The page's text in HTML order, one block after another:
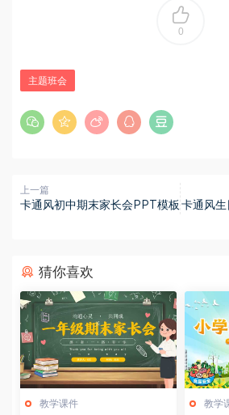
0
主题班会
上一篇
卡通风初中期末家长会PPT模板 卡通风生
猜你喜欢
教学课件 教学